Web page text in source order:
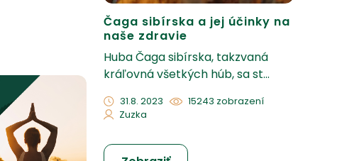
Čaga sibírska a jej účinky na
naše zdravie
Huba Čaga sibírska, takzvaná
kráľovná všetkých húb, sa st...
31.8. 2023
15243 zobrazení
Zuzka